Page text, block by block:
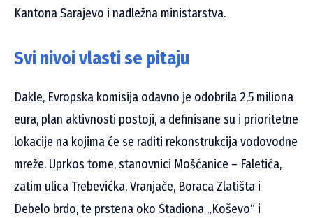
Kantona Sarajevo i nadležna ministarstva.
Svi nivoi vlasti se pitaju
Dakle, Evropska komisija odavno je odobrila 2,5 miliona
eura, plan aktivnosti postoji, a definisane su i prioritetne
lokacije na kojima će se raditi rekonstrukcija vodovodne
mreže. Uprkos tome, stanovnici Mošćanice – Faletića,
zatim ulica Trebevićka, Vranjače, Boraca Zlatišta i
Debelo brdo, te prstena oko Stadiona „Koševo“ i